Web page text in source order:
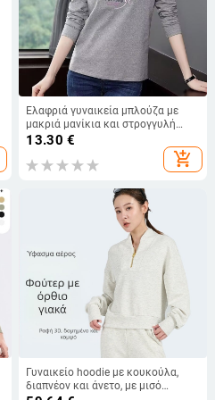
Ελαφριά γυναικεία μπλούζα με
μακριά μανίκια και στρογγυλή
λαιμόκοψη, εκτύπωση, casual
χαλαρό τοπ, για γυναίκες μέσης
ηλικίας και ηλικιωμένες, άνοιξη-
13.30 €
add_shopping_cart
Γυναικείο hoodie με κουκούλα,
διαπνέον και άνετο, με μισό